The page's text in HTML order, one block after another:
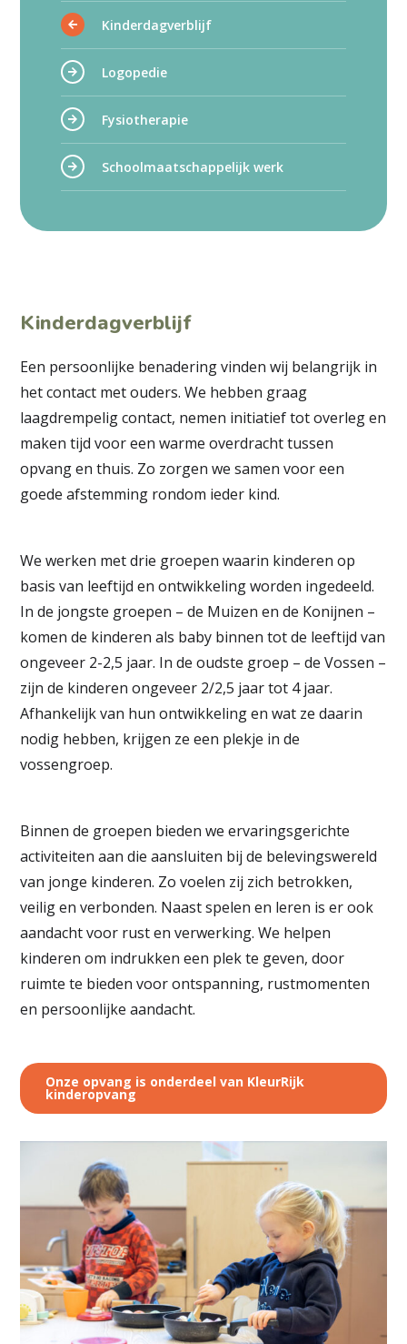
Kinderdagverblijf
Logopedie
Fysiotherapie
Schoolmaatschappelijk werk
Kinderdagverblijf
Een persoonlijke benadering vinden wij belangrijk in
het contact met ouders. We hebben graag
laagdrempelig contact, nemen initiatief tot overleg en
maken tijd voor een warme overdracht tussen
opvang en thuis. Zo zorgen we samen voor een
goede afstemming rondom ieder kind.
We werken met drie groepen waarin kinderen op
basis van leeftijd en ontwikkeling worden ingedeeld.
In de jongste groepen – de Muizen en de Konijnen –
komen de kinderen als baby binnen tot de leeftijd van
ongeveer 2-2,5 jaar. In de oudste groep – de Vossen –
zijn de kinderen ongeveer 2/2,5 jaar tot 4 jaar.
Afhankelijk van hun ontwikkeling en wat ze daarin
nodig hebben, krijgen ze een plekje in de
vossengroep.
Binnen de groepen bieden we ervaringsgerichte
activiteiten aan die aansluiten bij de belevingswereld
van jonge kinderen. Zo voelen zij zich betrokken,
veilig en verbonden. Naast spelen en leren is er ook
aandacht voor rust en verwerking. We helpen
kinderen om indrukken een plek te geven, door
ruimte te bieden voor ontspanning, rustmomenten
en persoonlijke aandacht.
Onze opvang is onderdeel van KleurRijk
kinderopvang